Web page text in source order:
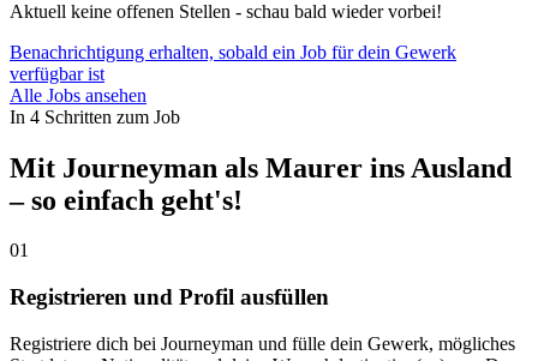
Aktuell keine offenen Stellen - schau bald wieder vorbei!
Benachrichtigung erhalten, sobald ein Job für dein Gewerk
verfügbar ist
Alle Jobs ansehen
In 4 Schritten zum Job
Mit Journeyman als Maurer ins Ausland
– so einfach geht's!
01
Registrieren und Profil ausfüllen
Registriere dich bei Journeyman und fülle dein Gewerk, mögliches